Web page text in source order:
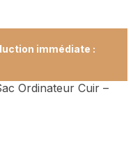
immédiate :
Ordinateur Cuir –